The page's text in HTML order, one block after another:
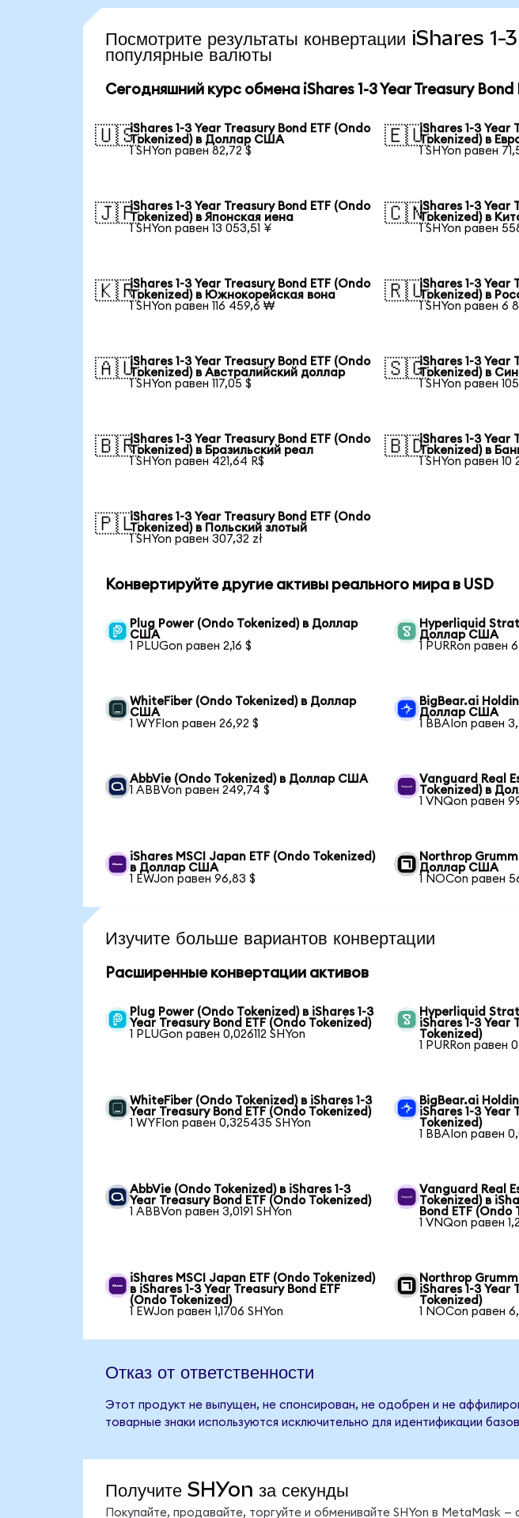
Посмотрите результаты конвертации
популярные валюты
Сегодняшний курс обмена iShares 1-3 Year Treasury Bond
🇺🇸iShares 1-3 Year Treasury Bond ETF (Ondo
Tokenized) в Доллар США
1 SHYon равен 82,72 $
🇪🇺iShares 1-3 Year
Tokenized) в
1 SHYon равен
🇯🇵iShares 1-3 Year Treasury Bond ETF (Ondo
Tokenized) в Японская иена
1 SHYon равен 13 053,51 ¥
🇨🇳iShares 1-3 Year
Tokenized) в
1 SHYon равен
🇰🇷iShares 1-3 Year Treasury Bond ETF (Ondo
Tokenized) в Южнокорейская вона
1 SHYon равен 116 459,6 ₩
🇷🇺iShares 1-3 Year
Tokenized) в
1 SHYon равен 6
🇦🇺iShares 1-3 Year Treasury Bond ETF (Ondo
Tokenized) в Австралийский доллар
1 SHYon равен 117,05 $
🇸🇬iShares 1-3 Year
Tokenized) в
1 SHYon равен
🇧🇷iShares 1-3 Year Treasury Bond ETF (Ondo
Tokenized) в Бразильский реал
1 SHYon равен 421,64 R$
🇧🇩iShares 1-3 Year
Tokenized) в
1 SHYon равен 10
🇵🇱iShares 1-3 Year Treasury Bond ETF (Ondo
Tokenized) в Польский злотый
1 SHYon равен 307,32 zł
Конвертируйте другие активы реального мира в USD
Plug Power (Ondo Tokenized) в Доллар
США
1 PLUGon равен 2,16 $
Hyperliquid
Доллар США
1 PURRon равен
WhiteFiber (Ondo Tokenized) в Доллар
США
1 WYFIon равен 26,92 $
BigBear.ai
Доллар США
1 BBAIon равен
AbbVie (Ondo Tokenized) в Доллар США
1 ABBVon равен 249,74 $
Vanguard Real
Tokenized) в
1 VNQon равен
iShares MSCI Japan ETF (Ondo Tokenized)
в Доллар США
1 EWJon равен 96,83 $
Northrop
Доллар США
1 NOCon равен
Изучите больше вариантов конвертации
Расширенные конвертации активов
Plug Power (Ondo Tokenized) в iShares 1-3
Year Treasury Bond ETF (Ondo Tokenized)
1 PLUGon равен 0,026112 SHYon
Hyperliquid
iShares 1-3 Year
Tokenized)
1 PURRon равен
WhiteFiber (Ondo Tokenized) в iShares 1-3
Year Treasury Bond ETF (Ondo Tokenized)
1 WYFIon равен 0,325435 SHYon
BigBear.ai
iShares 1-3 Year
Tokenized)
1 BBAIon равен
AbbVie (Ondo Tokenized) в iShares 1-3
Year Treasury Bond ETF (Ondo Tokenized)
1 ABBVon равен 3,0191 SHYon
Vanguard Real
Tokenized) в
Bond ETF (Ondo
1 VNQon равен
iShares MSCI Japan ETF (Ondo Tokenized)
в iShares 1-3 Year Treasury Bond ETF
(Ondo Tokenized)
1 EWJon равен 1,1706 SHYon
Northrop
iShares 1-3 Year
Tokenized)
1 NOCon равен
Отказ от ответственности
Этот продукт не выпущен, не спонсирован, не одобрен и не
товарные знаки используются исключительно для идентификации
Получите SHYon за секунды
Покупайте, продавайте, торгуйте и обменивайте SHYon в MetaMask